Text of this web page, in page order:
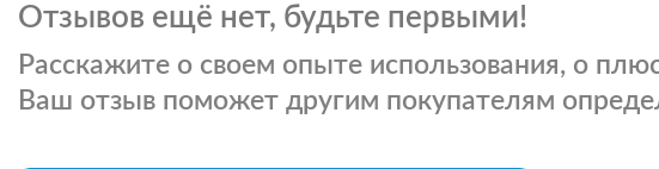
Отзывов ещё нет, будьте первыми!
Расскажите о своем опыте использования, о
Ваш отзыв поможет другим покупателям